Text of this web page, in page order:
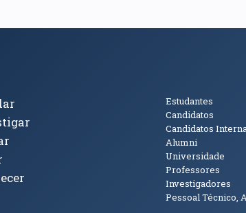
Principais Públicos
Estudantes
Candidatos
Candidatos
Alumni
Universidade
Professores
Investigadores
Pessoal Técnico,